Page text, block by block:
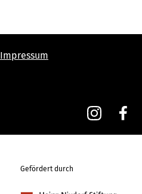
Impressum
Gefördert durch